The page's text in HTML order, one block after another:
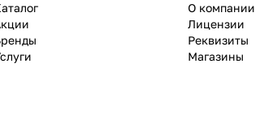
О компании
Лицензии
Реквизиты
Магазины